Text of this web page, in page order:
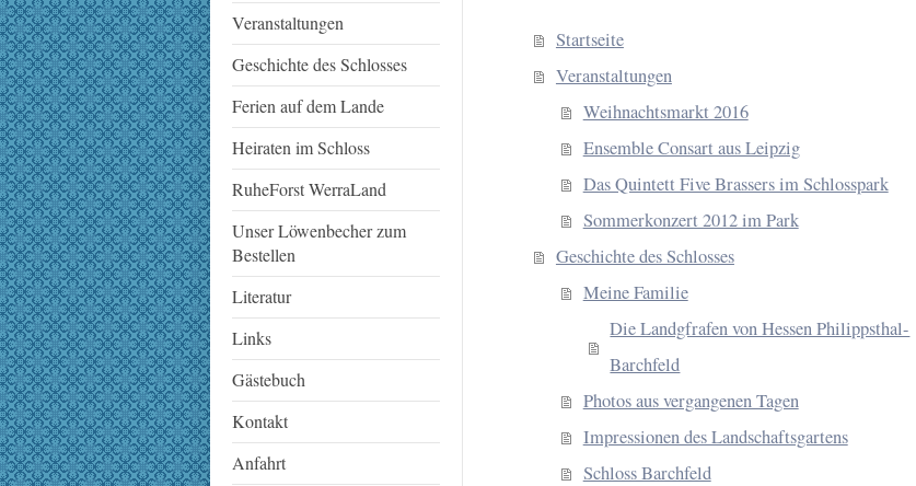
Veranstaltungen
Geschichte des Schlosses
Ferien auf dem Lande
Heiraten im Schloss
RuheForst WerraLand
Unser Löwenbecher zum
Bestellen
Literatur
Links
Gästebuch
Kontakt
Anfahrt
Startseite
Veranstaltungen
Weihnachtsmarkt 2016
Ensemble Consart aus Leipzig
Das Quintett Five Brassers im Schlosspark
Sommerkonzert 2012 im Park
Geschichte des Schlosses
Meine Familie
Die Landgfrafen von Hessen Philippsthal-
Barchfeld
Photos aus vergangenen Tagen
Impressionen des Landschaftsgartens
Schloss Barchfeld